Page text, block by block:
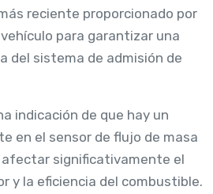
reciente proporcionado por
para garantizar una
del sistema de admisión de
indicación de que hay un
en el sensor de flujo de masa
afectar significativamente el
y la eficiencia del combustible.